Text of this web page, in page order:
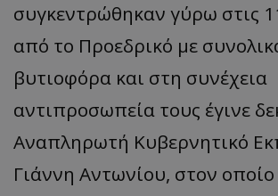
συγκεντρώθηκαν γύρω στις
από το Προεδρικό με
βυτιοφόρα και στη συνέχεια
αντιπροσωπεία τους έγινε
Αναπληρωτή Κυβερνητικό
Γιάννη Αντωνίου, στον